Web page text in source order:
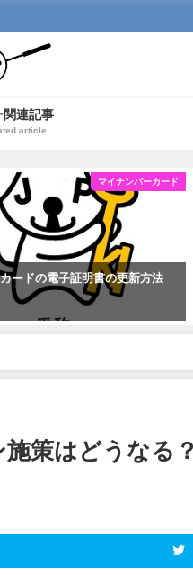
関連記事
article
マイナンバーカード
ードの電子証明書の更新方法
策はどうなる？